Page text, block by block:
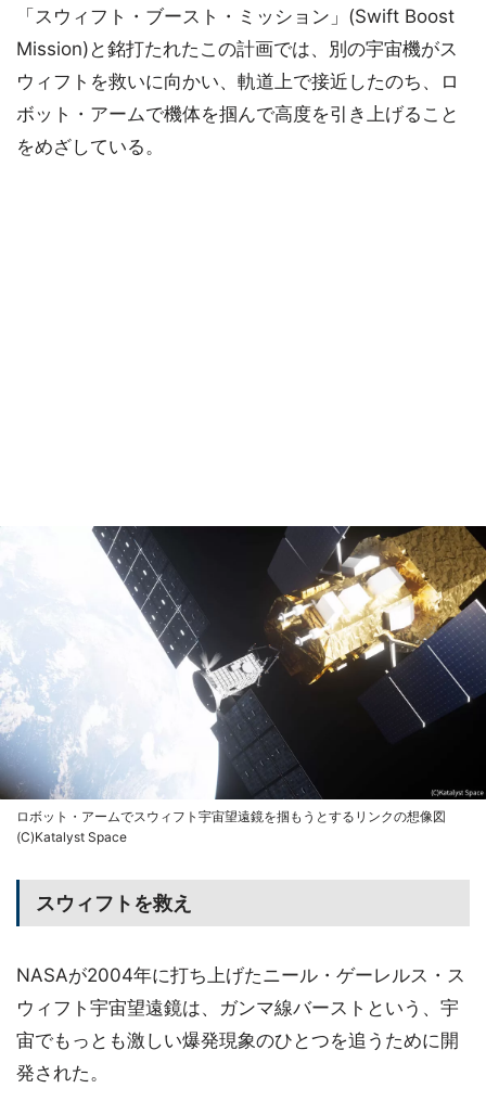
「スウィフト・ブースト・ミッション」(Swift Boost
Mission)と銘打たれたこの計画では、別の宇宙機がス
ウィフトを救いに向かい、軌道上で接近したのち、ロ
ボット・アームで機体を掴んで高度を引き上げること
をめざしている。
ロボット・アームでスウィフト宇宙望遠鏡を掴もうとするリンクの想像図
(C)Katalyst Space
スウィフトを救え
NASAが2004年に打ち上げたニール・ゲーレルス・ス
ウィフト宇宙望遠鏡は、ガンマ線バーストという、宇
宙でもっとも激しい爆発現象のひとつを追うために開
発された。